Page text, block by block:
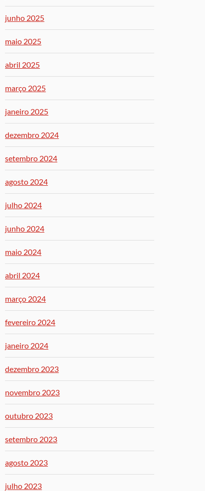
junho 2025
maio 2025
abril 2025
março 2025
janeiro 2025
dezembro 2024
setembro 2024
agosto 2024
julho 2024
junho 2024
maio 2024
abril 2024
março 2024
fevereiro 2024
janeiro 2024
dezembro 2023
novembro 2023
outubro 2023
setembro 2023
agosto 2023
julho 2023